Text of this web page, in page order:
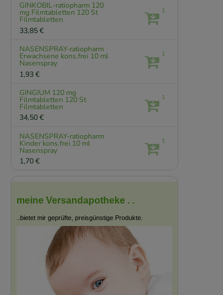
GINKOBIL-ratiopharm 120
mg Filmtabletten 120 St
Filmtabletten
33,85 €
1
NASENSPRAY-ratiopharm
Erwachsene kons.frei 10 ml
Nasenspray
1,93 €
1
GINGIUM 120 mg
Filmtabletten 120 St
Filmtabletten
34,50 €
1
NASENSPRAY-ratiopharm
Kinder kons.frei 10 ml
Nasenspray
1,70 €
1
meine Versandapotheke . .
..bietet mir geprüfte, preisgünstige Produkte.